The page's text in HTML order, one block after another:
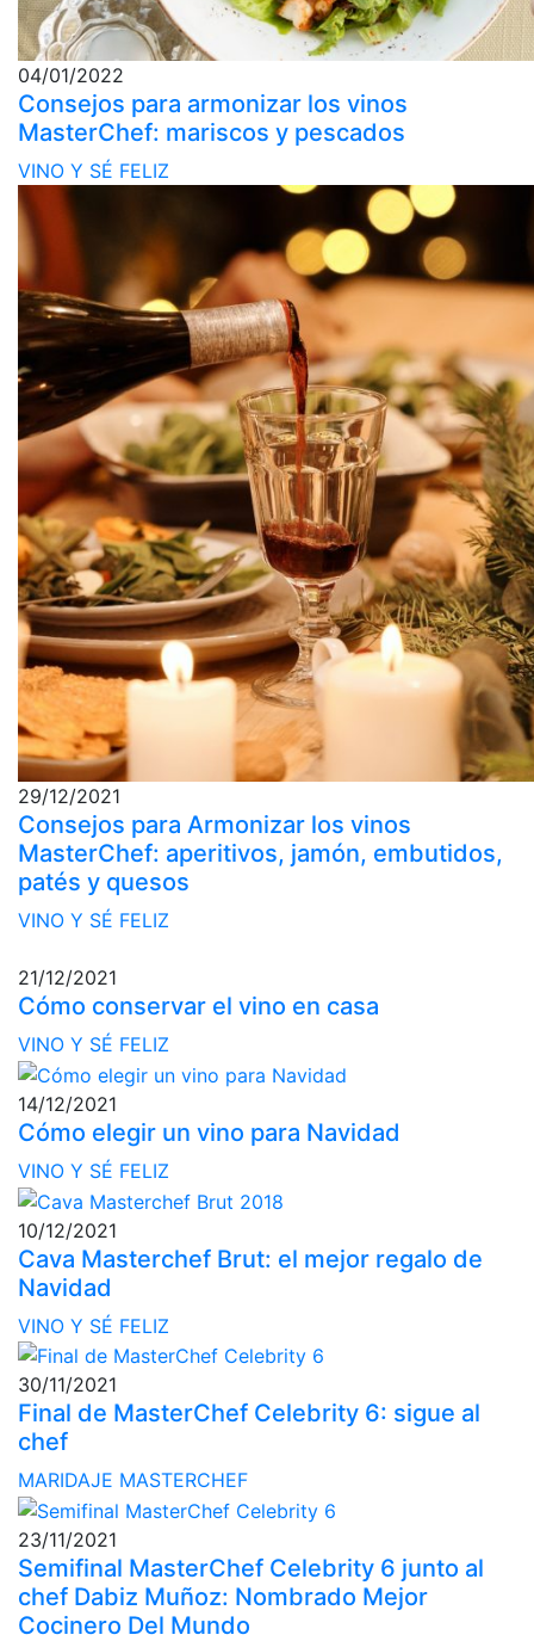
04/01/2022
Consejos para armonizar los vinos
MasterChef: mariscos y pescados
VINO Y SÉ FELIZ
29/12/2021
Consejos para Armonizar los vinos
MasterChef: aperitivos, jamón, embutidos,
patés y quesos
VINO Y SÉ FELIZ
21/12/2021
Cómo conservar el vino en casa
VINO Y SÉ FELIZ
14/12/2021
Cómo elegir un vino para Navidad
VINO Y SÉ FELIZ
10/12/2021
Cava Masterchef Brut: el mejor regalo de
Navidad
VINO Y SÉ FELIZ
30/11/2021
Final de MasterChef Celebrity 6: sigue al
chef
MARIDAJE MASTERCHEF
23/11/2021
Semifinal MasterChef Celebrity 6 junto al
chef Dabiz Muñoz: Nombrado Mejor
Cocinero Del Mundo